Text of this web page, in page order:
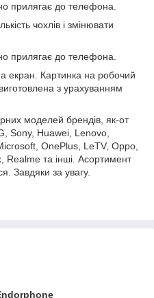
прилягає до телефона.
чохлів і змінювати
прилягає до телефона.
екран. Картинка на робочий
з урахуванням
моделей брендів, як-от
Sony, Huawei, Lenovo,
OnePlus, LeTV, Oppo,
та інші. Асортимент
Завдяки за увагу.